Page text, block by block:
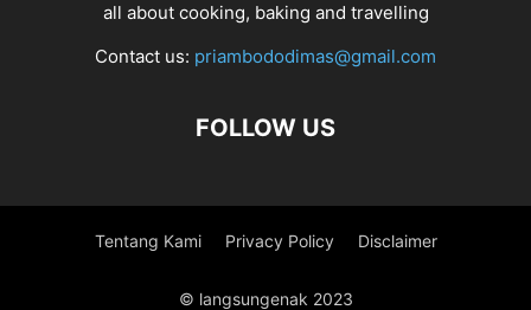
all about cooking, baking and travelling
Contact us: priambododimas@gmail.com
FOLLOW US
Tentang Kami Privacy Policy Disclaimer
© langsungenak 2023